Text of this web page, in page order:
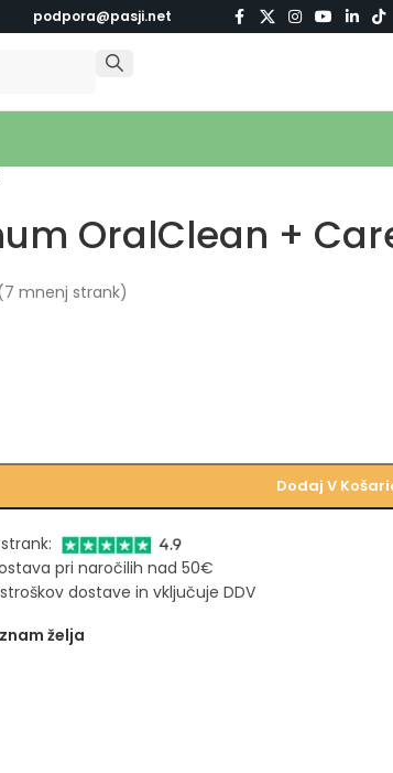
podpora@pasji.net
OralClean +
7 mnenj strank)
Dodaj V
pri naročilih nad 50€
dostave in vključuje DDV
želja